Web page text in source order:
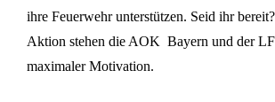
ihre Feuerwehr unterstützen. Seid ihr
Aktion stehen die AOK Bayern und der
maximaler Motivation.